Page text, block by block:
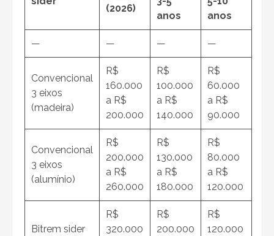
(2026)
anos
anos
— — — —
Convencional
3 eixos
(madeira)
R$
160.000
a R$
200.000
R$
100.000
a R$
140.000
R$
60.000
a R$
90.000
Convencional
3 eixos
(alumínio)
R$
200.000
a R$
260.000
R$
130.000
a R$
180.000
R$
80.000
a R$
120.000
Bitrem sider
R$
320.000
R$
200.000
R$
120.000